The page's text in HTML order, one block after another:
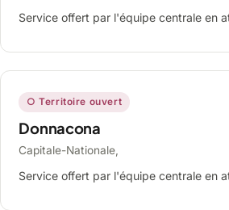
Service offert par l'équipe centrale en
○ Territoire ouvert
Donnacona
Capitale-Nationale,
Service offert par l'équipe centrale en